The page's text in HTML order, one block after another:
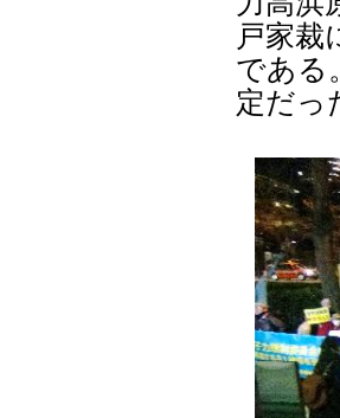
戸家裁
である
定だっ